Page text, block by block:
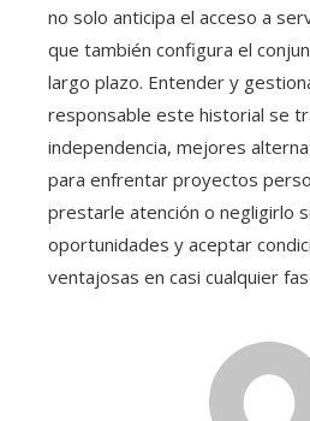
no solo anticipa el acceso a
que también configura el
largo plazo. Entender y
responsable este historial se
independencia, mejores
para enfrentar proyectos
prestarle atención o negligirlo
oportunidades y aceptar
ventajosas en casi cualquier